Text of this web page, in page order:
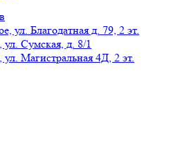
ул. Благодатная д. 79, 2 эт.
ул. Сумская, д. 8/1
ул. Магистральная 4Д, 2 эт.